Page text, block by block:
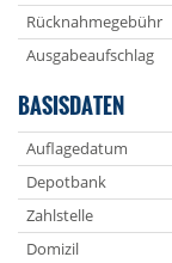
Rücknahmegebühr
Ausgabeaufschlag
BASISDATEN
Auflagedatum
Depotbank
Zahlstelle
Domizil